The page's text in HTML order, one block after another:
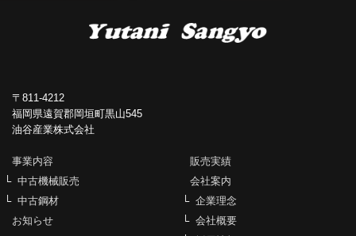
〒811-4212
福岡県遠賀郡岡垣町黒山545
油谷産業株式会社
事業内容
中古機械販売
中古鋼材
お知らせ
販売実績
会社案内
企業理念
会社概要